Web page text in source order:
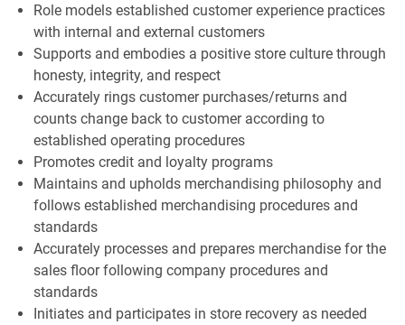
Role models established customer experience practices
with internal and external customers
Supports and embodies a positive store culture through
honesty, integrity, and respect
Accurately rings customer purchases/returns and
counts change back to customer according to
established operating procedures
Promotes credit and loyalty programs
Maintains and upholds merchandising philosophy and
follows established merchandising procedures and
standards
Accurately processes and prepares merchandise for the
sales floor following company procedures and
standards
Initiates and participates in store recovery as needed